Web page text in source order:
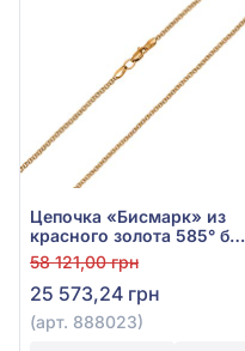
Цепочка «Бисмарк» из
красного золота 585° без
вставки, арт. 888023
58 121,00 грн
25 573,24 грн
(арт. 888023)